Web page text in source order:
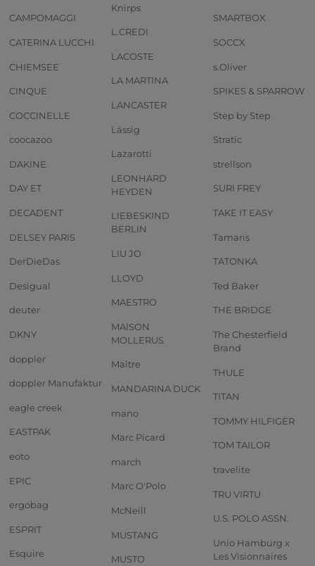
CAMPOMAGGI
CATERINA LUCCHI
CHIEMSEE
CINQUE
COCCINELLE
coocazoo
DAKINE
DAY ET
DECADENT
DELSEY PARIS
DerDieDas
Desigual
deuter
DKNY
doppler
doppler Manufaktur
eagle creek
EASTPAK
eoto
EPIC
ergobag
ESPRIT
Esquire
Knirps
L.CREDI
LACOSTE
LA MARTINA
LANCASTER
Lässig
Lazarotti
LEONHARD
HEYDEN
LIEBESKIND
BERLIN
LIU JO
LLOYD
MAESTRO
MAISON
MOLLERUS
Maître
MANDARINA DUCK
mano
Marc Picard
march
Marc O'Polo
McNeill
MUSTANG
MUSTO
SMARTBOX
SOCCX
s.Oliver
SPIKES & SPARROW
Step by Step
Stratic
strellson
SURI FREY
TAKE IT EASY
Tamaris
TATONKA
Ted Baker
THE BRIDGE
The Chesterfield
Brand
THULE
TITAN
TOMMY HILFIGER
TOM TAILOR
travelite
TRU VIRTU
U.S. POLO ASSN.
Unio Hamburg x
Les Visionnaires